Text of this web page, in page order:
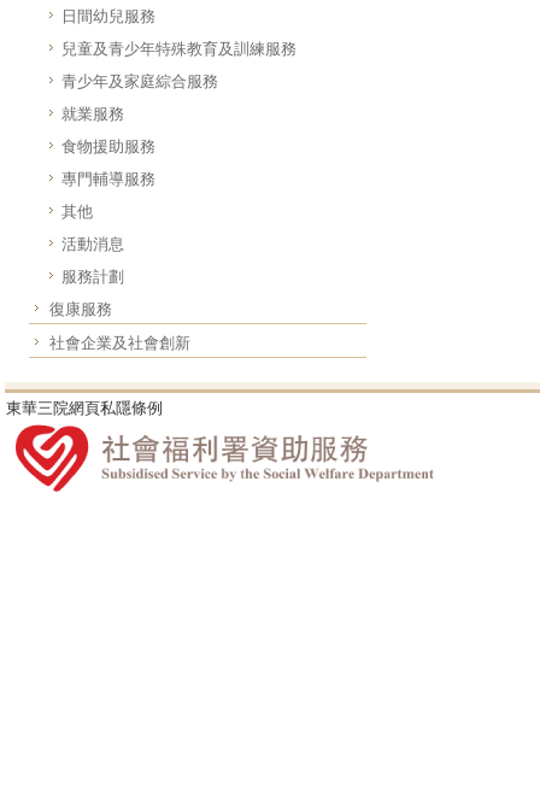
日間幼兒服務
兒童及青少年特殊教育及訓練服務
青少年及家庭綜合服務
就業服務
食物援助服務
專門輔導服務
其他
活動消息
服務計劃
復康服務
社會企業及社會創新
東華三院網頁私隱條例